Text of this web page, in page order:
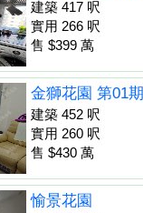
建築 417 呎
實用 266 呎
售 $399 萬
金獅花園 第01期
建築 452 呎
實用 260 呎
售 $430 萬
愉景花園